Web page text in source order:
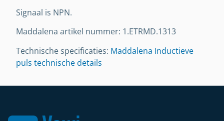
Signaal is NPN.
Maddalena artikel nummer: 1.ETRMD.1313
Technische specificaties: Maddalena Inductieve
puls technische details